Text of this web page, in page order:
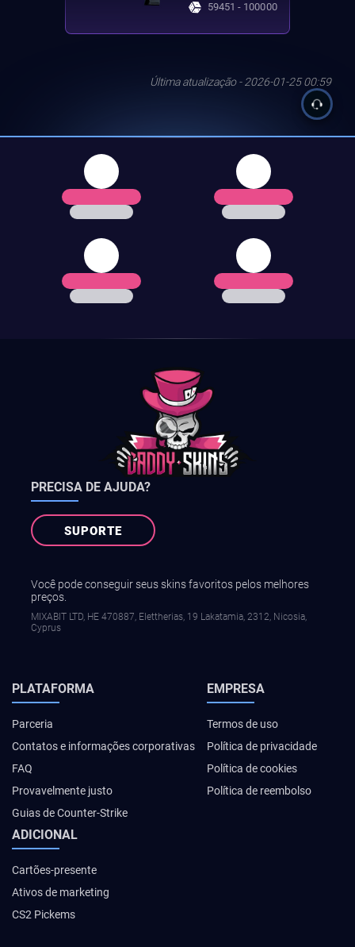
59451 - 100000
Última atualização - 2026-01-25 00:59
PRECISA DE AJUDA?
SUPORTE
Você pode conseguir seus skins favoritos pelos melhores
preços.
MIXABIT LTD, ΗΕ 470887, Elettherias, 19 Lakatamia, 2312, Nicosia,
Cyprus
PLATAFORMA
Parceria
Contatos e informações corporativas
FAQ
Provavelmente justo
Guias de Counter-Strike
EMPRESA
Termos de uso
Política de privacidade
Política de cookies
Política de reembolso
ADICIONAL
Cartões-presente
Ativos de marketing
CS2 Pickems